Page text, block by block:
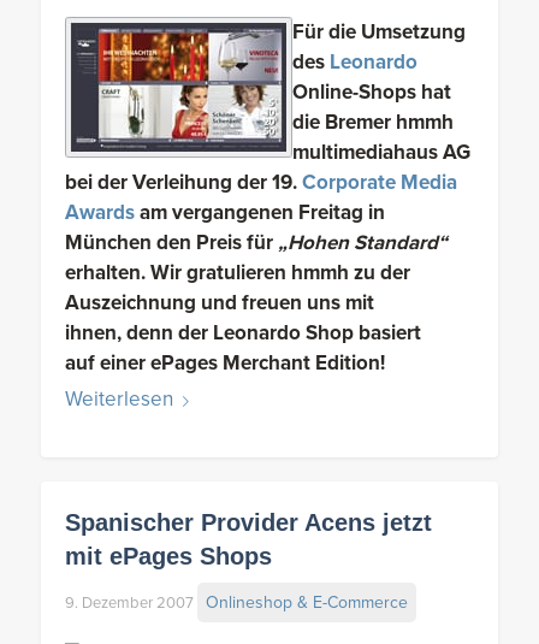
Für die Umsetzung
des Leonardo
Online-Shops hat
die Bremer hmmh
multimediahaus AG
bei der Verleihung der 19.Corporate Media
Awardsam vergangenen Freitag in
München den Preis für „Hohen Standard“
erhalten. Wir gratulieren hmmh zu der
Auszeichnung und freuen uns mit
ihnen, denn der Leonardo Shop basiert
auf einer ePages Merchant Edition!
Weiterlesen
Spanischer Provider Acens jetzt
mit ePages Shops
9. Dezember 2007 Onlineshop & E-Commerce